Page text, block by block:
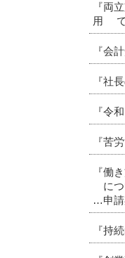
『両
用 で
『会
『社
『令
『苦
『働
につ
…申請
『持